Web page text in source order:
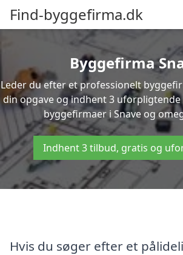
Find-byggefirma.dk
Byggefirma
Leder du efter et professionelt
din opgave og indhent 3
byggefirmaer i Snave og
Indhent 3 tilbud, gratis og
Hvis du søger efter et